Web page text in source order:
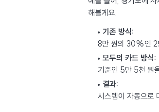
해볼게요.
기존 방식:
8만 원의 30%인 2
모두의 카드 방식:
기준인 5만 5천 원
결과:
시스템이 자동으로